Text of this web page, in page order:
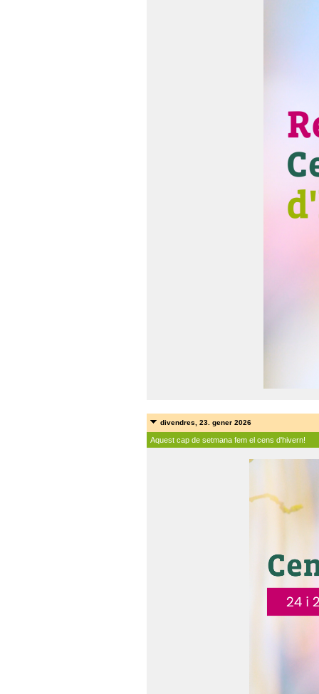
divendres, 23. gener 2026
Aquest cap de setmana fem el cens d'hivern!